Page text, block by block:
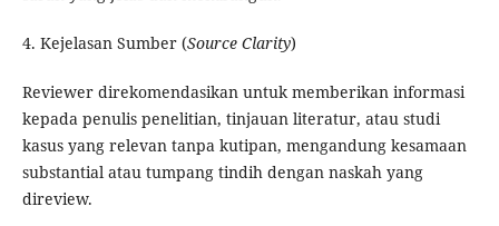
4. Kejelasan Sumber (Source Clarity)
Reviewer direkomendasikan untuk memberikan informasi
kepada penulis penelitian, tinjauan literatur, atau studi
kasus yang relevan tanpa kutipan, mengandung kesamaan
substantial atau tumpang tindih dengan naskah yang
direview.